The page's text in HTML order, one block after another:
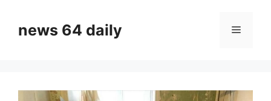
contentnews 64 daily Menu